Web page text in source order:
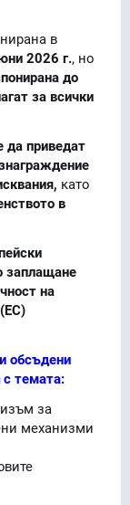
в
2026 г., но
до
за всички
да приведат
като
в
заплащане
на
обсъдени
с темата:
за
механизми